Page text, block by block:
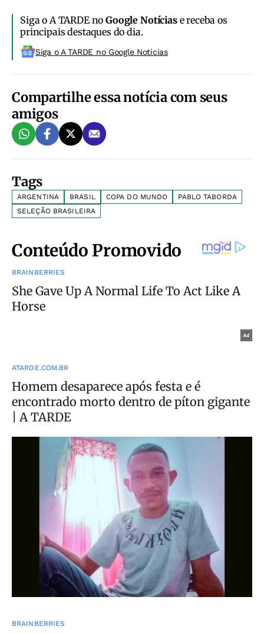
Siga o A TARDE noGoogle Notíciase receba os
principais destaques do dia.
Siga o A TARDE no Google Noticias
Compartilhe essa notícia com seus
amigos
Tags
ARGENTINA BRASIL COPA DO MUNDO
PABLO TABORDA
SELEÇÃO BRASILEIRA